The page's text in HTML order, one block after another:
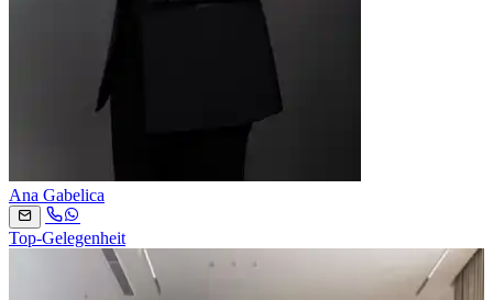
Ana Gabelica
Top-Gelegenheit